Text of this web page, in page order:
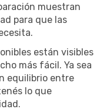
muestran
para que las
están visibles
más fácil. Ya sea
equilibrio entre
lo que